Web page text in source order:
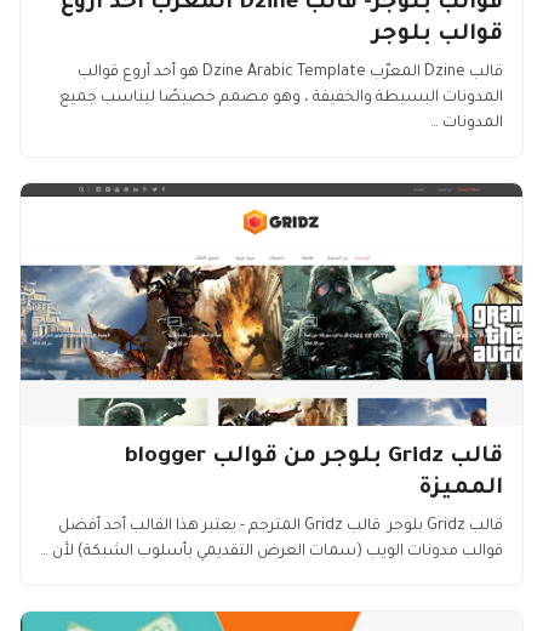
قوالب بلوجر
قالب Dzine المعرّب Dzine Arabic Template هو أحد أروع قوالب
المدونات البسيطة والخفيفة ، وهو مصمم خصيصًا ليناسب جميع
المدونات …
قالب Gridz بلوجر من قوالب blogger
المميزة
قالب Gridz بلوجر قالب Gridz المترجم - يعتبر هذا القالب أحد أفضل
قوالب مدونات الويب (سمات العرض التقديمي بأسلوب الشبكة) لأن …